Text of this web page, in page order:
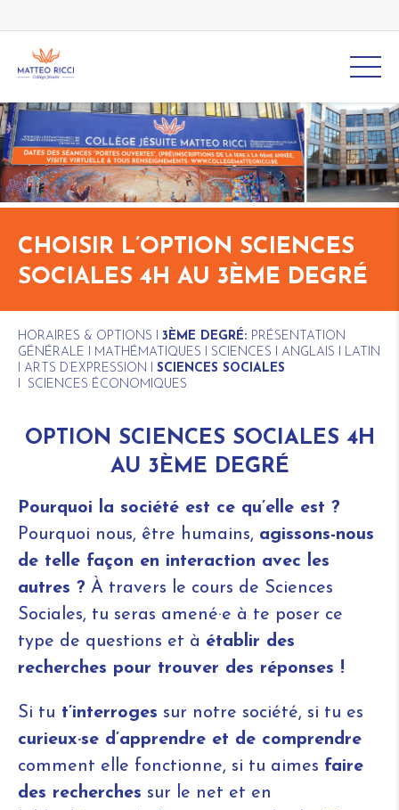
CHOISIR L’OPTION SCIENCES
SOCIALES 4H AU 3ÈME DEGRÉ
HORAIRES & OPTIONS I 3ÈME DEGRÉ: PRÉSENTATION
GÉNÉRALE I MATHÉMATIQUES I SCIENCES I ANGLAIS I LATIN
I ARTS D’EXPRESSION I SCIENCES SOCIALES
I SCIENCES ÉCONOMIQUES
OPTION SCIENCES SOCIALES 4H
AU 3ÈME DEGRÉ
Pourquoi la société est ce qu’elle est ?
Pourquoi nous, être humains, agissons-nous
de telle façon en interaction avec les
autres ? À travers le cours de Sciences
Sociales, tu seras amené·e à te poser ce
type de questions et à établir des
recherches pour trouver des réponses !
Si tu t’interroges sur notre société, si tu es
curieux·se d’apprendre et de comprendre
comment elle fonctionne, si tu aimes faire
des recherches sur le net et en